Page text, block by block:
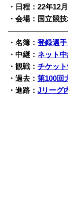
・日程：22年12
・会場：国立競
・名簿：登録選
・中継：ネット
・観戦：チケッ
・過去：第100回
・進路：Jリーグ